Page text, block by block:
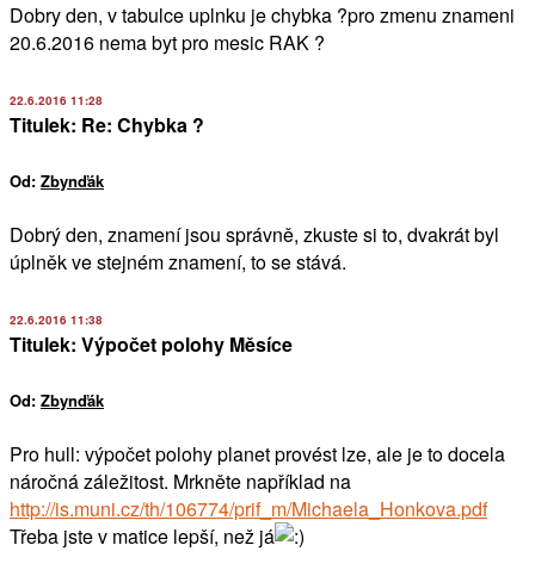
Dobry den, v tabulce uplnku je chybka ?pro zmenu znameni
20.6.2016 nema byt pro mesic RAK ?
22.6.2016 11:28
Titulek: Re: Chybka ?
Od: Zbynďák
Dobrý den, znamení jsou správně, zkuste si to, dvakrát byl
úplněk ve stejném znamení, to se stává.
22.6.2016 11:38
Titulek: Výpočet polohy Měsíce
Od: Zbynďák
Pro hull: výpočet polohy planet provést lze, ale je to docela
náročná záležitost. Mrkněte například na
http://is.muni.cz/th/106774/prif_m/Michaela_Honkova.pdf
Třeba jste v matice lepší, než já